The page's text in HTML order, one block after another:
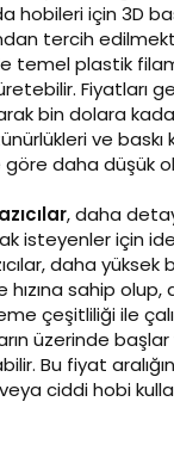
hobileri için 3D
tercih
temel plastik
Fiyatları
bin dolara
ve
daha düşük
, daha
isteyenler için
daha yüksek
sahip olup,
çeşitliliği ile
üzerinde
Bu fiyat
ciddi hobi